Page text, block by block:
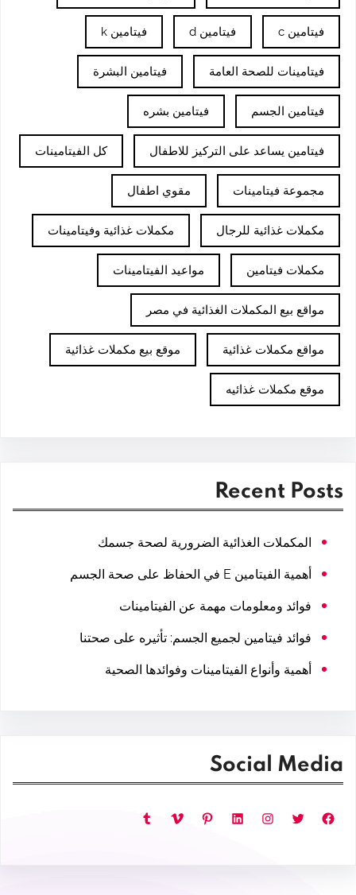
فيتامين c فيتامين d فيتامين k
فيتامينات للصحة العامة فيتامين البشرة
فيتامين الجسم فيتامين بشره
فيتامين يساعد على التركيز للاطفال كل الفيتامينات
مجموعة فيتامينات مقوي اطفال
مكملات غذائية للرجال مكملات غذائية وفيتامينات
مكملات فيتامين مواعيد الفيتامينات
مواقع بيع المكملات الغذائية في مصر
مواقع مكملات غذائية موقع بيع مكملات غذائية
موقع مكملات غذائيه
Recent Posts
المكملات الغذائية الضرورية لصحة جسمك
أهمية الفيتامين E في الحفاظ على صحة الجسم
فوائد ومعلومات مهمة عن الفيتامينات
فوائد فيتامين لجميع الجسم: تأثيره على صحتنا
أهمية وأنواع الفيتامينات وفوائدها الصحية
Social Media
فيسبوك تويتر إنستجرام لينكد إن بينتريست فيميو تمبلر